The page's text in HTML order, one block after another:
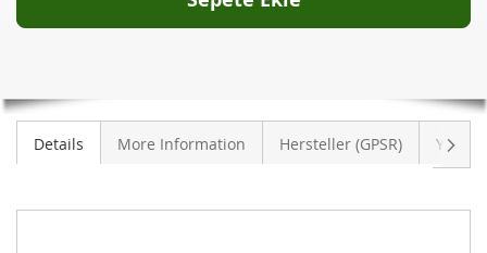
Details More Information Hersteller (GPSR)